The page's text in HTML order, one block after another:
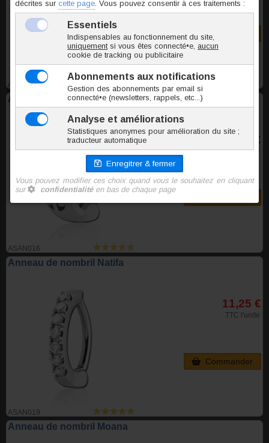
ASAN021
Commander
Anneau de nombril Filigrane
ASAN016
9,95 €
TTC l'unite
Anneau de nombril Natifa
ASAN019
11,25 €
TTC l'unite
Commander
Anneau de nombril Moana